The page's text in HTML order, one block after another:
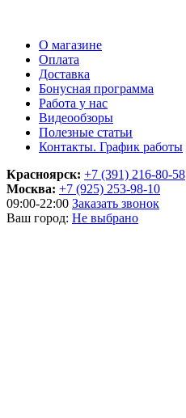
О магазине
Оплата
Доставка
Бонусная программа
Работа у нас
Видеообзоры
Полезные статьи
Контакты. График работы
Красноярск: +7 (391) 216-80-58
Москва: +7 (925) 253-98-10
09:00-22:00 Заказать звонок
Ваш город: Не выбрано